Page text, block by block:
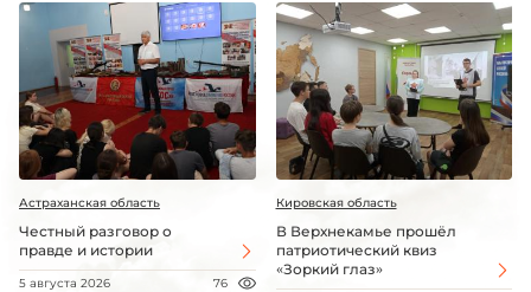
Астраханская область
Честный разговор о
правде и истории
5 августа 2026 76
Кировская область
В Верхнекамье прошёл
патриотический квиз
«Зоркий глаз»